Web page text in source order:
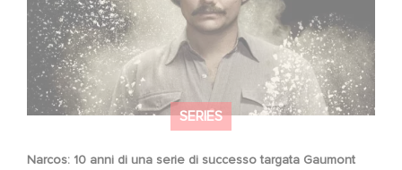
SERIES
Narcos: 10 anni di una serie di successo targata Gaumont